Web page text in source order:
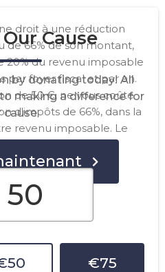
Cause
by donating today! All
making a difference for
cause.
droit à une réduction
de 66% de son montant,
20% du revenu imposable
par foyer fiscal et par an.
de 50 €, ne vous coûte
d'impôts de 66%, dans la
revenu imposable. Le
€75